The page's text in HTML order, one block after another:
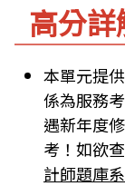
高分詳
本單元提
係為服務
遇新年度
考！如欲
計師題庫